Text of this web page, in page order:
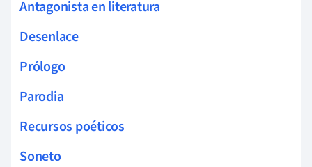
Antagonista en literatura
Desenlace
Prólogo
Parodia
Recursos poéticos
Soneto